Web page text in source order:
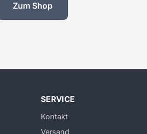
Zum Shop
SERVICE
Kontakt
Versand